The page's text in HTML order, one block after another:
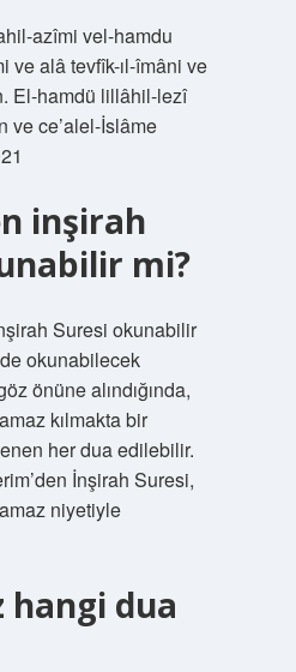
azîmi vel-hamdu
ve alâ tevfîk-ıl-îmâni ve
El-hamdü lillâhil-lezî
ve ce’alel-İslâme
inşirah
mi?
Suresi okunabilir
okunabilecek
önüne alındığında,
kılmakta bir
her dua edilebilir.
İnşirah Suresi,
niyetiyle
hangi dua